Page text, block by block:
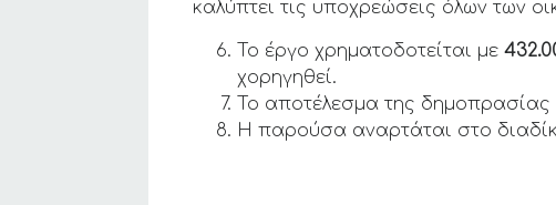
καλύπτει τις υποχρεώσεις όλων των
Το έργο χρηματοδοτείται με
χορηγηθεί.
Το αποτέλεσμα της δημοπρασίας
Η παρούσα αναρτάται στο